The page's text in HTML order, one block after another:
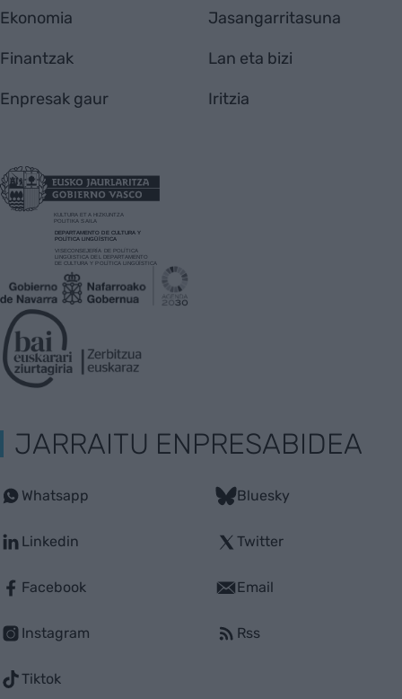
Ekonomia
Finantzak
Enpresak gaur
Jasangarritasuna
Lan eta bizi
Iritzia
JARRAITU ENPRESABIDEA
Whatsapp
Linkedin
Facebook
Instagram
Tiktok
Bluesky
Twitter
Email
Rss